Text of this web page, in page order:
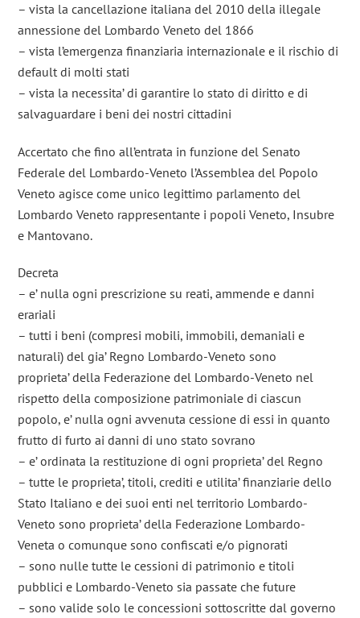
– vista la cancellazione italiana del 2010 della illegale
annessione del Lombardo Veneto del 1866
– vista l’emergenza finanziaria internazionale e il rischio di
default di molti stati
– vista la necessita’ di garantire lo stato di diritto e di
salvaguardare i beni dei nostri cittadini
Accertato che fino all’entrata in funzione del Senato
Federale del Lombardo-Veneto l’Assemblea del Popolo
Veneto agisce come unico legittimo parlamento del
Lombardo Veneto rappresentante i popoli Veneto, Insubre
e Mantovano.
Decreta
– e’ nulla ogni prescrizione su reati, ammende e danni
erariali
– tutti i beni (compresi mobili, immobili, demaniali e
naturali) del gia’ Regno Lombardo-Veneto sono
proprieta’ della Federazione del Lombardo-Veneto nel
rispetto della composizione patrimoniale di ciascun
popolo, e’ nulla ogni avvenuta cessione di essi in quanto
frutto di furto ai danni di uno stato sovrano
– e’ ordinata la restituzione di ogni proprieta’ del Regno
– tutte le proprieta’, titoli, crediti e utilita’ finanziarie dello
Stato Italiano e dei suoi enti nel territorio Lombardo-
Veneto sono proprieta’ della Federazione Lombardo-
Veneta o comunque sono confiscati e/o pignorati
– sono nulle tutte le cessioni di patrimonio e titoli
pubblici e Lombardo-Veneto sia passate che future
– sono valide solo le concessioni sottoscritte dal governo